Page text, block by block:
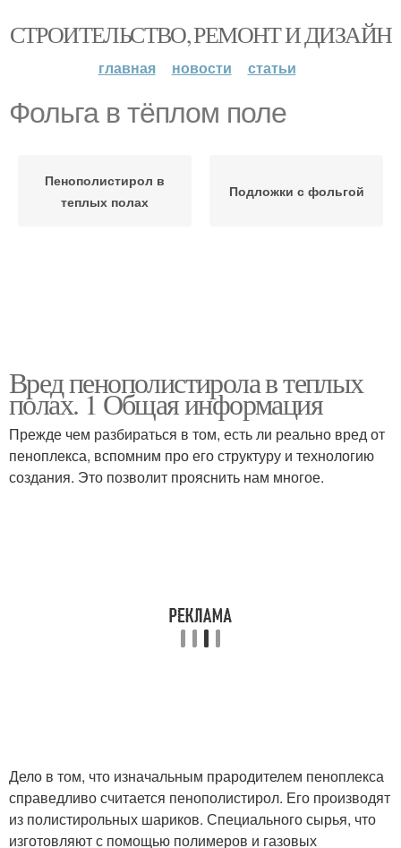
СТРОИТЕЛЬСТВО, РЕМОНТ И ДИЗАЙН
главная новости статьи
Фольга в тёплом поле
Пенополистирол в
теплых полах
Подложки с фольгой
Вред пенополистирола в теплых
полах. 1 Общая информация
Прежде чем разбираться в том, есть ли реально вред от
пеноплекса, вспомним про его структуру и технологию
создания. Это позволит прояснить нам многое.
Дело в том, что изначальным прародителем пеноплекса
справедливо считается пенополистирол. Его производят
из полистирольных шариков. Специального сырья, что
изготовляют с помощью полимеров и газовых